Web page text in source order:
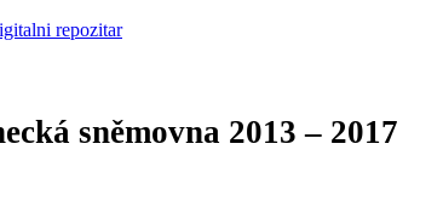
sněmovna 2013 – 2017